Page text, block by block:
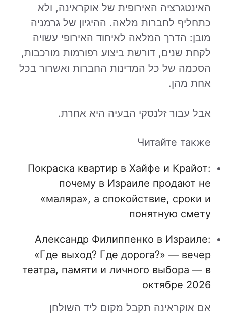
האינטגרציה האירופית של אוקראינה, ולא
כתחליף לחברות מלאה. ההיגיון של גרמניה
מובן: הדרך המלאה לאיחוד האירופי עשויה
לקחת שנים, דורשת ביצוע רפורמות מורכבות,
הסכמה של כל המדינות החברות ואשרור בכל
אחת מהן.
אבל עבור זלנסקי הבעיה היא אחרת.
Читайте также
Покраска квартир в Хайфе и Крайот:
почему в Израиле продают не
«маляра», а спокойствие, сроки и
понятную смету
Александр Филиппенко в Израиле:
«Где выход? Где дорога?» — вечер
театра, памяти и личного выбора — в
октябре 2026
אם אוקראינה תקבל מקום ליד השולחן